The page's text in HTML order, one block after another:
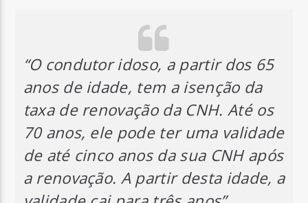
“O condutor idoso, a partir dos 65
anos de idade, tem a isenção da
taxa de renovação da CNH. Até os
70 anos, ele pode ter uma validade
de até cinco anos da sua CNH após
a renovação. A partir desta idade, a